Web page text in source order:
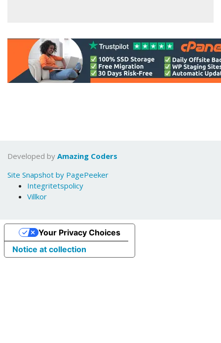
Developed by Amazing Coders
Site Snapshot by PagePeeker
Integritetspolicy
Villkor
Notice at collection
Your Privacy Choices